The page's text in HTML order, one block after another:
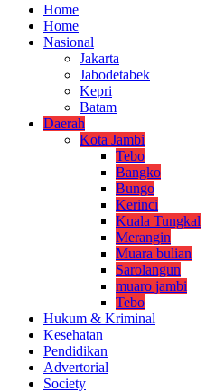
Home
Home
Nasional
Jakarta
Jabodetabek
Kepri
Batam
Daerah
Kota Jambi
Tebo
Bangko
Bungo
Kerinci
Kuala Tungkal
Merangin
Muara bulian
Sarolangun
muaro jambi
Tebo
Hukum & Kriminal
Kesehatan
Pendidikan
Advertorial
Society